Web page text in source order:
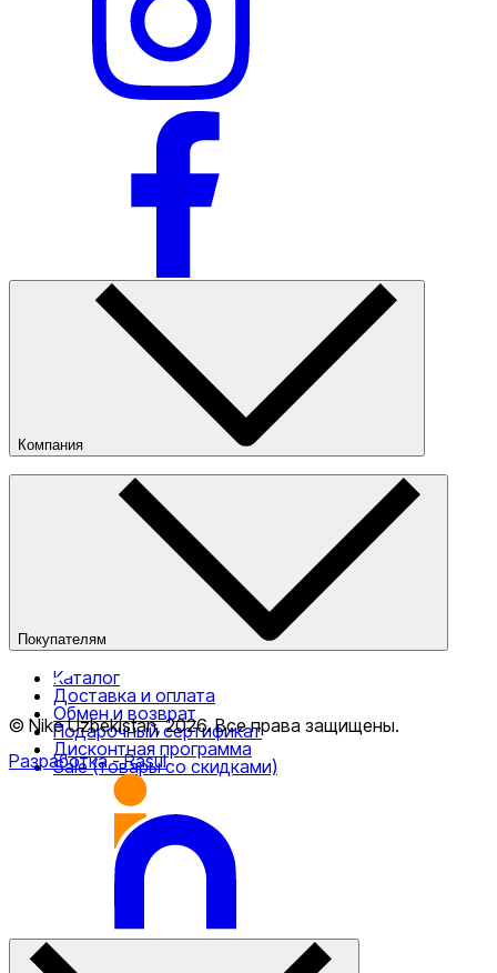
Компания
О компании
Наши магазины
Публичная оферта
Покупателям
Каталог
Доставка и оплата
Обмен и возврат
Подарочный сертификат
Дисконтная программа
Sale (товары со скидками)
© Nike Uzbekistan,2026.Все права защищены.
Разработка- Rasul